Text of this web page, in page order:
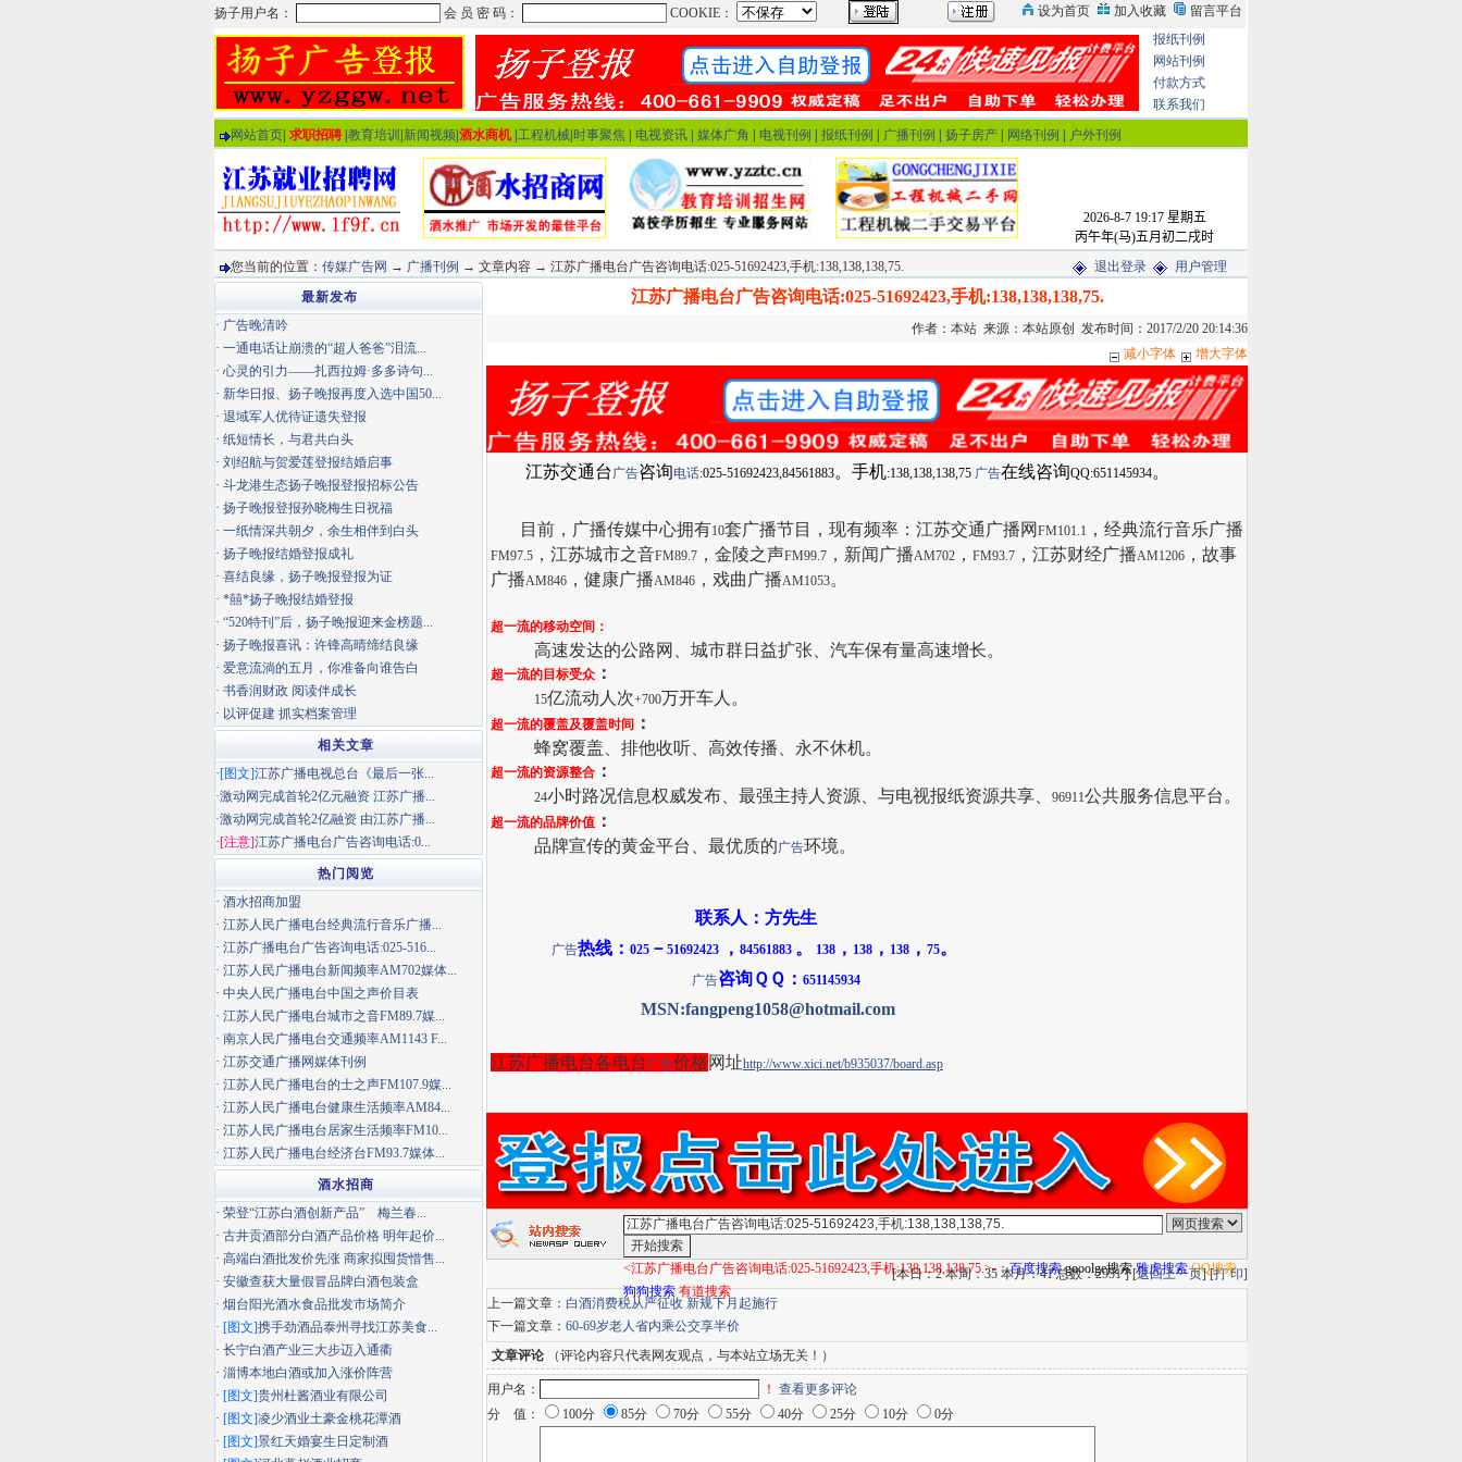
报纸刊例
网站刊例
付款方式
联系我们
网站首页 求职招聘 教育培训 新闻视频 酒水商机 工程机械 时事聚焦 电视资讯 媒体广角 电视刊例 报纸刊例 广播刊例 扬子房产 网络刊例 户外刊例
您当前的位置： 传媒广告网 → 广播刊例 → 文章内容 → 江苏广播电台广告咨询电话:025-51692423,手机:138,138,138,75. 退出登录 用户管理
江苏广播电台广告咨询电话:025-51692423,手机:138,138,138,75.
作者：本站 来源：本站原创 发布时间：2017/2/20 20:14:36
减小字体
增大字体
江苏交通台 广告咨询电话:025-51692423,84561883。手机:138,138,138,75 广告在线咨询QQ:651145934。
目前，广播传媒中心拥有10套广播节目，现有频率：江苏交通广播网 FM101.1 ，经典流行音乐广播
FM97.5 ，江苏城市之音FM89.7 ，金陵之声FM99.7 ，新闻广播AM702 ， FM93.7 ，江苏财经广播AM1206 ，故事
广播AM846 ，健康广播AM846 ，戏曲广播AM1053。
超一流的移动空间：
高速发达的公路网、城市群日益扩张、汽车保有量高速增长。
超一流的目标受众 ：
15亿流动人次+700万开车人。
超一流的覆盖及覆盖时间
：
蜂窝覆盖、排他收听、高效传播、永不休机。
超一流的资源整合 ：
24小时路况信息权威发布、最强主持人资源、与电视报纸资源共享、 96911公共服务信息平台。
超一流的品牌价值 ：
品牌宣传的黄金平台、最优质的广告环境。
联系人：方先生
广告热线： 025 － 51692423 ， 84561883 。 138 ， 138 ， 138 ， 75。
广告咨询ＱＱ： 651145934
MSN:fangpeng1058@hotmail.com
江苏广播电台各电台 广告价格网址http://www.xici.net/b935037/board.asp
<江苏广播电台广告咨询电话:025-51692423,手机:138,138,138,75.>-：百度搜索 gooolge搜索 雅虎搜索 QQ搜索
狗狗搜索 有道搜索
[本日：2 本周：35 本月：41 总数：2951 ] [返回上一页] [打 印]
上一篇文章： 白酒消费税从严征收 新规下月起施行
下一篇文章： 60-69岁老人省内乘公交享半价
文章评论 （评论内容只代表网友观点，与本站立场无关！）
用户名： ！ 查看更多评论
分 值：
100分 85分 70分 55分 40分 25分 10分 0分
最新发布
· 广告晚清吟
· 一通电话让崩溃的“超人爸爸”泪流...
· 心灵的引力——扎西拉姆·多多诗句...
· 新华日报、扬子晚报再度入选中国50...
· 退域军人优待证遗失登报
· 纸短情长，与君共白头
· 刘绍航与贺爱莲登报结婚启事
· 斗龙港生态扬子晚报登报招标公告
· 扬子晚报登报孙晓梅生日祝福
· 一纸情深共朝夕，余生相伴到白头
· 扬子晚报结婚登报成礼
· 喜结良缘，扬子晚报登报为证
· *囍*扬子晚报结婚登报
· “520特刊”后，扬子晚报迎来金榜题...
· 扬子晚报喜讯：许锋高晴缔结良缘
· 爱意流淌的五月，你准备向谁告白
· 书香润财政 阅读伴成长
· 以评促建 抓实档案管理
相关文章
·[图文]江苏广播电视总台《最后一张...
·激动网完成首轮2亿元融资 江苏广播...
·激动网完成首轮2亿融资 由江苏广播...
·[注意]江苏广播电台广告咨询电话:0...
热门阅览
· 酒水招商加盟
· 江苏人民广播电台经典流行音乐广播...
· 江苏广播电台广告咨询电话:025-516...
· 江苏人民广播电台新闻频率AM702媒体...
· 中央人民广播电台中国之声价目表
· 江苏人民广播电台城市之音FM89.7媒...
· 南京人民广播电台交通频率AM1143 F...
· 江苏交通广播网媒体刊例
· 江苏人民广播电台的士之声FM107.9媒...
· 江苏人民广播电台健康生活频率AM84...
· 江苏人民广播电台居家生活频率FM10...
· 江苏人民广播电台经济台FM93.7媒体...
酒水招商
· 荣登“江苏白酒创新产品” 梅兰春...
· 古井贡酒部分白酒产品价格 明年起价...
· 高端白酒批发价先涨 商家拟囤货惜售...
· 安徽查获大量假冒品牌白酒包装盒
· 烟台阳光酒水食品批发市场简介
· [图文]携手劲酒品泰州寻找江苏美食...
· 长宁白酒产业三大步迈入通衢
· 淄博本地白酒或加入涨价阵营
· [图文]贵州杜酱酒业有限公司
· [图文]凌少酒业土豪金桃花潭酒
· [图文]景红天婚宴生日定制酒